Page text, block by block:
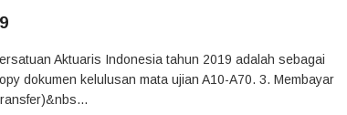
Aktuaris Indonesia tahun 2019 adalah sebagai
dokumen kelulusan mata ujian A10-A70. 3. Membayar